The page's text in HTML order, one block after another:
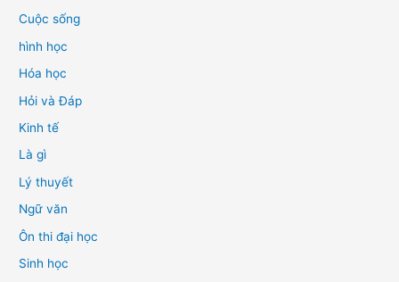
Cuộc sống
hình học
Hóa học
Hỏi và Đáp
Kinh tế
Là gì
Lý thuyết
Ngữ văn
Ôn thi đại học
Sinh học